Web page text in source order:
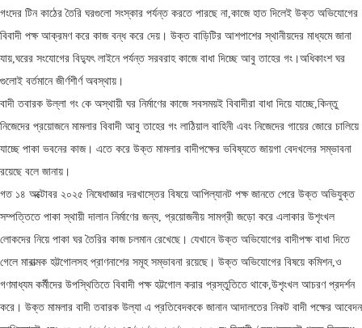
গংদের টিন কাঠের তৈরি ঘরগুলো সংস্কার পর্যন্ত করতে পারছে না,কাজে হাত দিলেই উক্ত অভিযোগের
বিবাদী পক্ষ আক্রমণ করে কাজ বন্ধ করে দেয়। উক্ত বাড়িটির আশপাশের স্থানীয়দের মাধ্যমে জানা
যায়,ঘরের সংযোগের বিদ্যুৎ লাইনে পর্যন্ত সরবরাহ কাজে বাধা দিচ্ছে আবু তাহের গং।অধিকাংশ ঘর
গুলোই বর্তমানে জীর্ণশীর্ণ অবস্থায়।
বাদী তবারক উল্লা গং কে অস্থায়ী ঘর নির্মাণের কাজে সবসময়ই বিবাদীরা বাধা দিয়ে যাচ্ছে,কিন্তু
নিজেদের প্রয়োজনে মামলার বিবাদী আবু তাহের গং লাঠিয়াল বাহিনী এবং নিজেদের গায়ের জোরে চালিয়ে
যাচ্ছে পাকা ভবনের কাজ। এতে করে উক্ত মামলার বাদীপক্ষের ভবিষ্যতে জায়গা বেদখলের সম্ভাবনা
রয়েছে বলে জানায়।
গত ১৪ অক্টোবর ২০২৫ নিষেধাজ্ঞার দরখাস্তের বিষয়ে আপিল্যানট পক্ষ জানতে পেরে উক্ত অভিযুক্ত
সম্পত্তিতে পাকা স্থায়ী দালান নির্মাণের জন্য, প্রয়োজনীয় সামগ্রী জড়ো করে এলাকার উশৃংখল
লোকদের নিয়ে পাকা ঘর তৈরির কাজ চলমান রেখেছে। যেখানে উক্ত অভিযোগের বাদীপক্ষ বাধা দিতে
গেলে মারাত্মক হট্টগোলসহ প্রাণনাশের সমূহ সম্ভাবনা রয়েছে। উক্ত অভিযোগের বিষয়ে কমিশন,ও
গণমাধ্যম কর্মীদের উপস্থিতিতে বিবাদী পক্ষ হট্টগোল করার প্রস্তুতিতে থাকে,উশৃংখল আচরণ প্রদর্শন
করে। উক্ত মামলার বাদী তবারক উল্যা এ প্রতিবেদককে জানান আদালতের নিকট বাদী পক্ষের আবেদন